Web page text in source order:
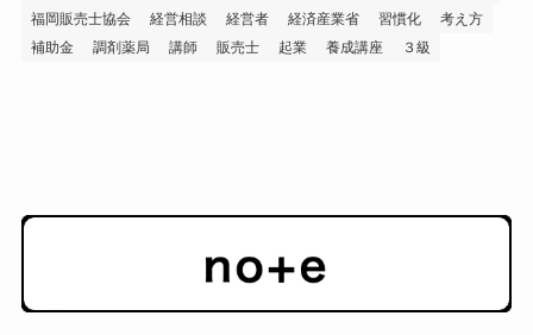
福岡販売士協会
経営相談 経営者 経済産業省 習慣化
考え方
補助金
調剤薬局 講師 販売士 起業 養成講座 ３級